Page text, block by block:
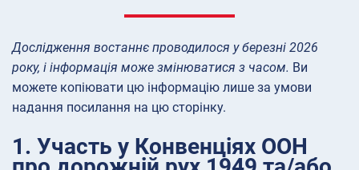
Дослідження востаннє проводилося у березні 2026
року, і інформація може змінюватися з часом. Ви
можете копіювати цю інформацію лише за умови
надання посилання на цю сторінку.
1. Участь у Конвенціях ООН